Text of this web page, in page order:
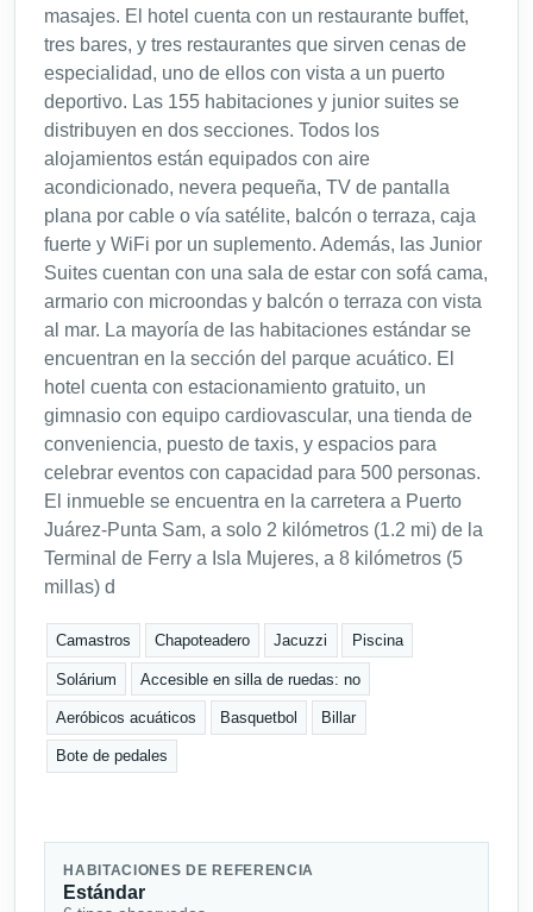
masajes. El hotel cuenta con un restaurante buffet,
tres bares, y tres restaurantes que sirven cenas de
especialidad, uno de ellos con vista a un puerto
deportivo. Las 155 habitaciones y junior suites se
distribuyen en dos secciones. Todos los
alojamientos están equipados con aire
acondicionado, nevera pequeña, TV de pantalla
plana por cable o vía satélite, balcón o terraza, caja
fuerte y WiFi por un suplemento. Además, las Junior
Suites cuentan con una sala de estar con sofá cama,
armario con microondas y balcón o terraza con vista
al mar. La mayoría de las habitaciones estándar se
encuentran en la sección del parque acuático. El
hotel cuenta con estacionamiento gratuito, un
gimnasio con equipo cardiovascular, una tienda de
conveniencia, puesto de taxis, y espacios para
celebrar eventos con capacidad para 500 personas.
El inmueble se encuentra en la carretera a Puerto
Juárez-Punta Sam, a solo 2 kilómetros (1.2 mi) de la
Terminal de Ferry a Isla Mujeres, a 8 kilómetros (5
millas) d
Camastros Chapoteadero Jacuzzi Piscina
Solárium Accesible en silla de ruedas: no
Aeróbicos acuáticos Basquetbol Billar
Bote de pedales
HABITACIONES DE REFERENCIA
Estándar